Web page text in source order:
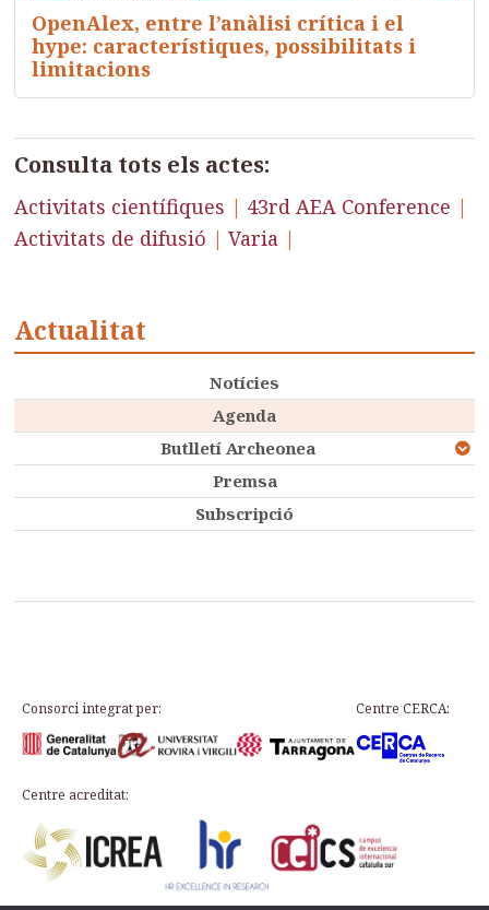
OpenAlex, entre l’anàlisi crítica i el
hype: característiques, possibilitats i
limitacions
Consulta tots els actes:
Activitats científiques | 43rd AEA Conference |
Activitats de difusió |Varia |
Actualitat
Notícies
Agenda
Butlletí Archeonea
Premsa
Subscripció
Consorci integrat per: Centre CERCA:
Centre acreditat: